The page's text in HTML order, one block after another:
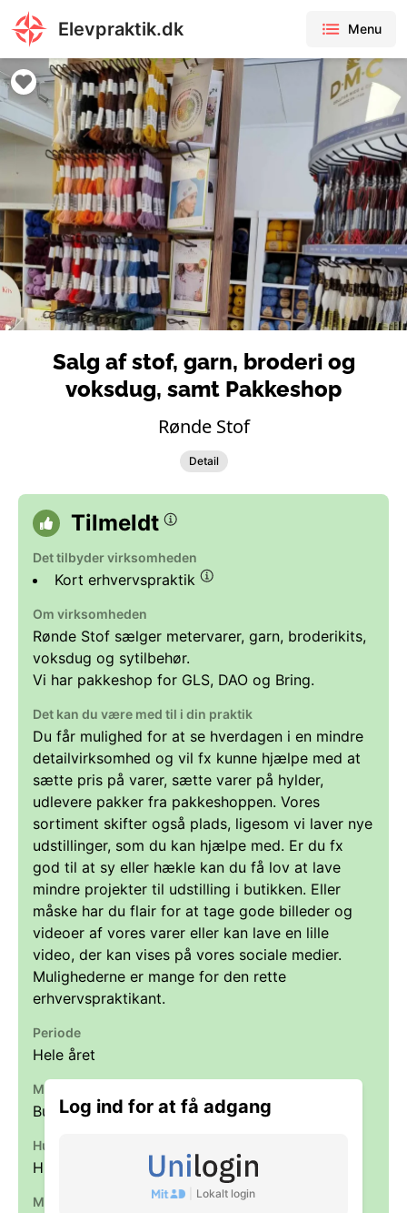
Elevpraktik.dk Menu
Log ind for at få adgang
Lokalt login
Salg af stof, garn, broderi og
voksdug, samt Pakkeshop
Rønde Stof
Detail
Tilmeldt
Det tilbyder virksomheden
Kort erhvervspraktik
Om virksomheden
Rønde Stof sælger metervarer, garn, broderikits,
voksdug og sytilbehør.
Vi har pakkeshop for GLS, DAO og Bring.
Det kan du være med til i din praktik
Du får mulighed for at se hverdagen i en mindre
detailvirksomhed og vil fx kunne hjælpe med at
sætte pris på varer, sætte varer på hylder,
udlevere pakker fra pakkeshoppen. Vores
sortiment skifter også plads, ligesom vi laver nye
udstillinger, som du kan hjælpe med. Er du fx
god til at sy eller hækle kan du få lov at lave
mindre projekter til udstilling i butikken. Eller
måske har du flair for at tage gode billeder og
videoer af vores varer eller kan lave en lille
video, der kan vises på vores sociale medier.
Mulighederne er mange for den rette
erhvervspraktikant.
Periode
Hele året
Mødetider
Butikken er åben i tidsrummet 10-17.30
Husk
Husk madpakke og mød til tiden.
Max antal praktikanter ad gangen